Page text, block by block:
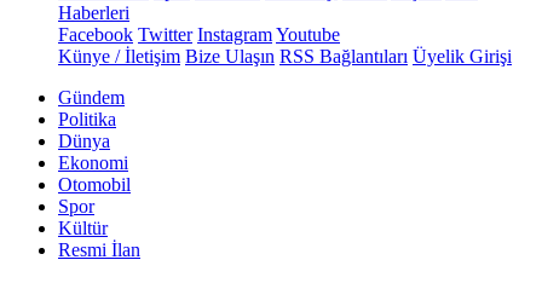
Haberleri
Facebook Twitter InstagramYoutube
Künye / İletişim Bize Ulaşın RSS Bağlantıları Üyelik Girişi
Gündem
Politika
Dünya
Ekonomi
Otomobil
Spor
Kültür
Resmi İlan